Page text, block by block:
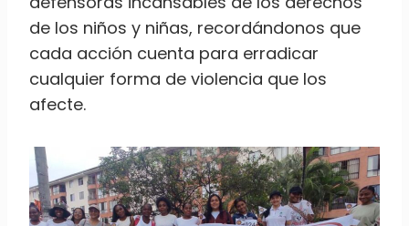
de los niños y niñas, recordándonos que
cada acción cuenta para erradicar
cualquier forma de violencia que los
afecte.